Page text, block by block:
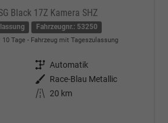
Black 17Z Kamera SHZ
Fahrzeugnr.: 53250
10 Tage Fahrzeug mit Tageszulassung
Getriebe Automatik
Außenfarbe
Race-Blau Metallic
Kilometerstand
20 km